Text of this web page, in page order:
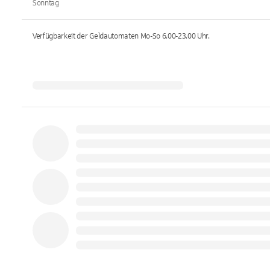
Sonntag
Verfügbarkeit der Geldautomaten Mo-So 6.00-23.00Uhr.